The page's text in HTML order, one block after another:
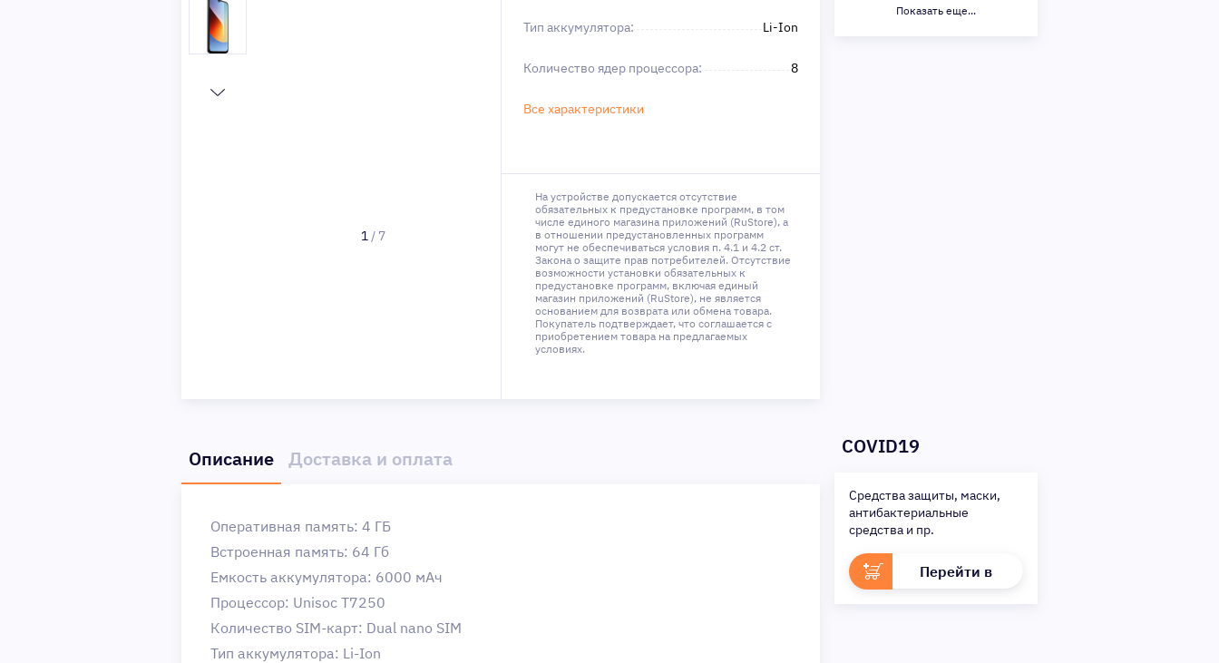
1/ 7
Тип аккумулятора: Li-Ion
Количество ядер процессора: 8
Все характеристики
На устройстве допускается отсутствие
обязательных к предустановке программ, в том
числе единого магазина приложений (RuStore), а
в отношении предустановленных программ
могут не обеспечиваться условия п. 4.1 и 4.2 ст.
Закона о защите прав потребителей. Отсутствие
возможности установки обязательных к
предустановке программ, включая единый
магазин приложений (RuStore), не является
основанием для возврата или обмена товара.
Покупатель подтверждает, что соглашается с
приобретением товара на предлагаемых
условиях.
Показать еще...
Описание Доставка и оплата
Оперативная память: 4 ГБ
Встроенная память: 64 Гб
Емкость аккумулятора: 6000 мAч
Процессор: Unisoc T7250
Количество SIM-карт: Dual nano SIM
Тип аккумулятора: Li-Ion
COVID19
Средства защиты, маски,
антибактериальные
средства и пр.
Перейти в